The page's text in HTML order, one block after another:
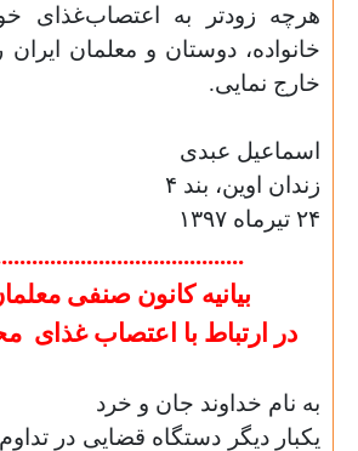
هرچه زودتر به اعتصاب‌غذای خود
خانواده، دوستان و معلمان ایران را
خارج نمایی.
اسماعیل عبدی
زندان اوین، بند ۴
بیانیه کانون صنفی معلمان
در ارتباط با اعتصاب غذای
به نام خداوند جان و خرد
یکبار دیگر دستگاه قضایی در تداوم